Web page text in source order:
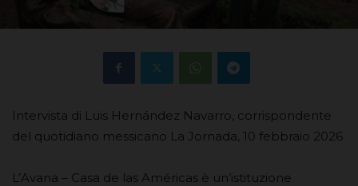
Intervista di Luis Hernández Navarro, corrispondente
del quotidiano messicano La Jornada, 10 febbraio 2026
L’Avana – Casa de las Américas è un’istituzione